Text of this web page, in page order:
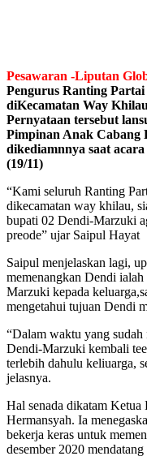
Pesawaran -Liputan
Pengurus Ranting
diKecamatan Way
Pernyataan tersebut
Pimpinan Anak Cabang
dikediamnnya saat
(19/11)
“Kami seluruh Ranting
dikecamatan way khilau,
bupati 02 Dendi-Marzuki
preode” ujar Saipul Hayat
Saipul menjelaskan lagi,
memenangkan Dendi
Marzuki kepada
mengetahui tujuan Dendi
“Dalam waktu yang
Dendi-Marzuki kembali
terlebih dahulu keliuarga,
jelasnya.
Hal senada dikatam
Hermansyah. Ia
bekerja keras untuk
desember 2020 mendatang